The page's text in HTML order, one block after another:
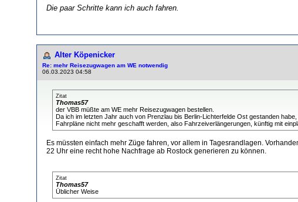
Die paar Schritte kann ich auch fahren.
Alter Köpenicker
Re: mehr Reisezugwagen am WE notwendig
06.03.2023 04:58
Zitat
Thomas57
der VBB müßte am WE mehr Reisezugwagen bestellen.
Da ich im letzten Jahr auch von Prenzlau bis Berlin-Lichterfelde Ost gestanden
Fahrpläne nicht mehr geschafft werden, also Fahrzeiverlängerungen, künftig mit
Es müssten einfach mehr Züge fahren, vor allem in Tagesrandlagen.
22 Uhr eine recht hohe Nachfrage ab Rostock generieren zu können.
Zitat
Thomas57
Üblicher Weise